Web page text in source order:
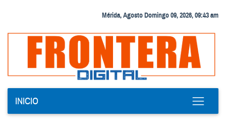
Mérida, Agosto Domingo 09, 2026, 09:43 am
INICIO